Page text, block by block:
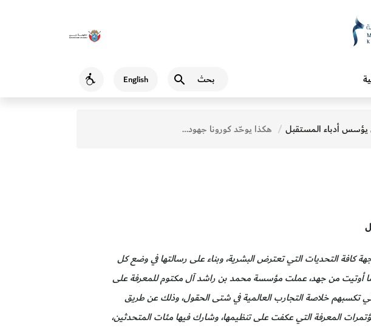
English
Accessibility
يؤسس أدباء المستقبل هكذا يوحّد كورونا جهود العالم
كافة التحديات التي تعترض البشرية، وبناء على رسالتها في وضع كل
ما أوتيت من جهد، عملت مؤسسة محمد بن راشد آل مكتوم للمعرفة على
تكسبهم خلاصة التجارب العالمية في شتى الحقول، وذلك عن طريق
المعرفة التي عكفت على تنظيمها، وشارك فيها مئات المتحدثين،